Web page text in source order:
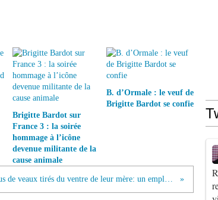
Brigitte Bardot sur
France 3 : la soirée
hommage à l’icône
devenue militante de la
cause animale
B. d’Ormale : le veuf de
Brigitte Bardot se confie
Foetus de veaux tirés du ventre de leur mère: un employé d'abattoir témoigne, Bardot réagit